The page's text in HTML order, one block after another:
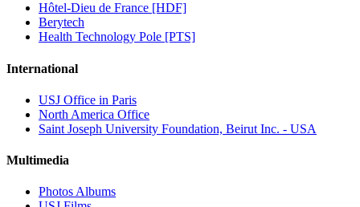
Hôtel-Dieu de France [HDF]
Berytech
Health Technology Pole [PTS]
International
USJ Office in Paris
North America Office
Saint Joseph University Foundation, Beirut Inc. - USA
Multimedia
Photos Albums